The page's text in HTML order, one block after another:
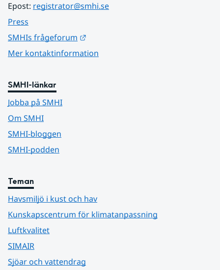
Epost: registrator@smhi.se
Press
SMHIs frågeforum
Mer kontaktinformation
SMHI-länkar
Jobba på SMHI
Om SMHI
SMHI-bloggen
SMHI-podden
Teman
Havsmiljö i kust och hav
Kunskapscentrum för klimatanpassning
Luftkvalitet
SIMAIR
Sjöar och vattendrag